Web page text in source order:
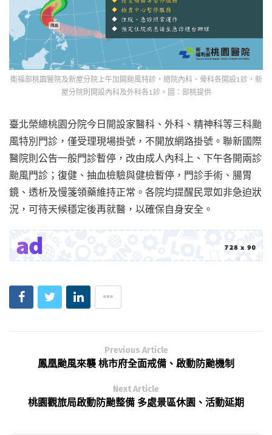
衛福部桃園醫院及新屋分院上午加開颱風特診，總院內科、骨科各開設1診，新
屋分院則開設內科及外科各1診。圖：部桃提供
臺北榮總桃園分院今日開設家醫科、外科、精神科等三科颱
風特別門診，僅受理現場掛號，不開放網路掛號。聯新國際
醫院則公告一般門診暫停，改由成人內科上、下午各開兩診
颱風門診；復健、抽血檢驗與健檢暫停，門診手術、腸胃
鏡、透析及慢箋領藥維持正常。各院均提醒民眾如非急迫狀
況，可待天候穩定後再就醫，以確保自身安全。
Previous Article
鳳凰颱風來襲 桃市府全面戒備、啟動防颱機制
Next Article
桃園觀旅局啟動防颱整備 多處景區休園、活動延期